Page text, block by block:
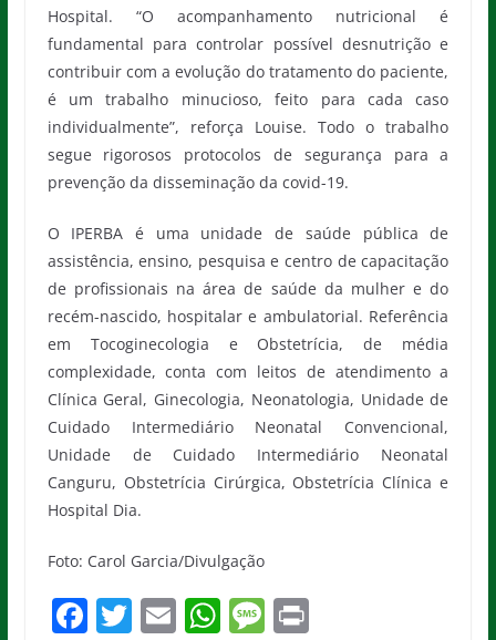
Hospital. “O acompanhamento nutricional é
fundamental para controlar possível desnutrição e
contribuir com a evolução do tratamento do paciente,
é um trabalho minucioso, feito para cada caso
individualmente”, reforça Louise. Todo o trabalho
segue rigorosos protocolos de segurança para a
prevenção da disseminação da covid-19.
O IPERBA é uma unidade de saúde pública de
assistência, ensino, pesquisa e centro de capacitação
de profissionais na área de saúde da mulher e do
recém-nascido, hospitalar e ambulatorial. Referência
em Tocoginecologia e Obstetrícia, de média
complexidade, conta com leitos de atendimento a
Clínica Geral, Ginecologia, Neonatologia, Unidade de
Cuidado Intermediário Neonatal Convencional,
Unidade de Cuidado Intermediário Neonatal
Canguru, Obstetrícia Cirúrgica, Obstetrícia Clínica e
Hospital Dia.
Foto: Carol Garcia/Divulgação
F T E W M Pr